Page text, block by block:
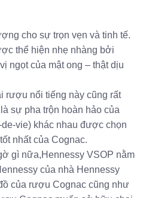
cho sự trọn vẹn và tinh tế.
thể hiện nhẹ nhàng bởi
ngọt của mật ong – thật dịu
rượu nổi tiếng này cũng rất
sự pha trộn hoàn hảo của
vie) khác nhau được chọn
nhất của Cognac.
gì nữa,Hennessy VSOP nằm
của nhà Hennessy
của rượu Cognac cũng như